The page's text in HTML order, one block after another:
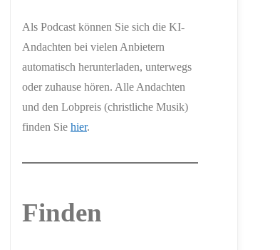
Als Podcast können Sie sich die KI-
Andachten bei vielen Anbietern
automatisch herunterladen, unterwegs
oder zuhause hören. Alle Andachten
und den Lobpreis (christliche Musik)
finden Sie hier.
Finden